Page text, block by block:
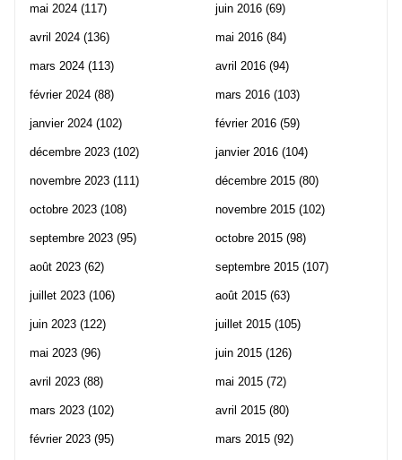
mai 2024 (117)
avril 2024 (136)
mars 2024 (113)
février 2024 (88)
janvier 2024 (102)
décembre 2023 (102)
novembre 2023 (111)
octobre 2023 (108)
septembre 2023 (95)
août 2023 (62)
juillet 2023 (106)
juin 2023 (122)
mai 2023 (96)
avril 2023 (88)
mars 2023 (102)
février 2023 (95)
juin 2016 (69)
mai 2016 (84)
avril 2016 (94)
mars 2016 (103)
février 2016 (59)
janvier 2016 (104)
décembre 2015 (80)
novembre 2015 (102)
octobre 2015 (98)
septembre 2015 (107)
août 2015 (63)
juillet 2015 (105)
juin 2015 (126)
mai 2015 (72)
avril 2015 (80)
mars 2015 (92)